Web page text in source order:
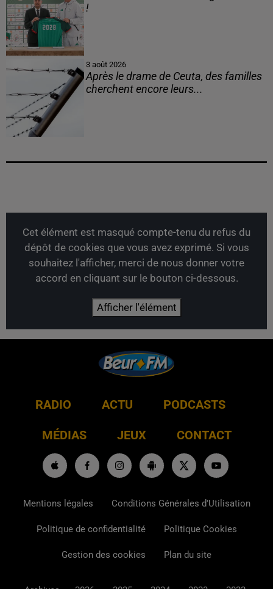
!
3 août 2026
Après le drame de Ceuta, des familles
cherchent encore leurs...
Cet élément est masqué compte-tenu du refus du
dépôt de cookies que vous avez exprimé. Si vous
souhaitez l'afficher, merci de nous donner votre
accord en cliquant sur le bouton ci-dessous.
Afficher l'élément
RADIO ACTU PODCASTS
MÉDIAS JEUX CONTACT
Mentions légales Conditions Générales d'Utilisation
Politique de confidentialité Politique Cookies
Gestion des cookies Plan du site